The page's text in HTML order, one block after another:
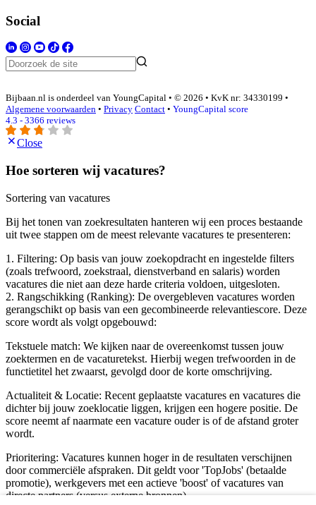
Social
Bijbaan.nl is onderdeel van YoungCapital • © 2026 • KvK nr: 34330199 •
Algemene voorwaarden • Privacy Contact • YoungCapital score
4.3 - 3366 reviews
Close
Hoe sorteren wij vacatures?
Sortering van vacatures
Bij het tonen van zoekresultaten hanteren wij een proces bestaande
uit twee stappen om de meest relevante vacatures te presenteren:
1. Filtering: Op basis van jouw zoekopdracht en ingestelde filters
(zoals trefwoord, zoekstraal, dienstverband en salaris) worden
vacatures die niet aan deze harde criteria voldoen, uitgesloten.
2. Rangschikking (Ranking): De overgebleven vacatures worden
gerangschikt op basis van een gecombineerde relevantiescore. Deze
score wordt als volgt opgebouwd:
Tekstuele match: We kijken naar de overeenkomst tussen jouw
zoektermen en de vacaturetekst. Hierbij wegen trefwoorden in de
functietitel het zwaarst, gevolgd door de korte omschrijving.
Actualiteit & Locatie: Recent geplaatste vacatures en vacatures die
dichter bij jouw zoeklocatie liggen, krijgen een hogere positie. De
score neemt af naarmate een vacature ouder is of de afstand groter
wordt.
Prioritering: Vacatures kunnen hoger in de resultaten verschijnen
door commerciële afspraken. Dit geldt voor 'TopJobs' (betaalde
promotie), werkgevers met een actieve 'boost' of vacatures van
directe partners (versus externe bronnen).